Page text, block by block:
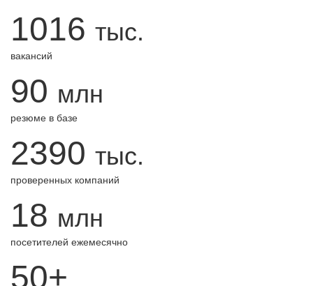
1016 тыс.
вакансий
90 млн
резюме в базе
2390 тыс.
проверенных компаний
18 млн
посетителей ежемесячно
50+